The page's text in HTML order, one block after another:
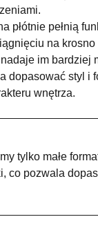
płótnie pełnią
na
im bardziej
dopasować styl i
wnętrza.
tylko małe
co pozwala